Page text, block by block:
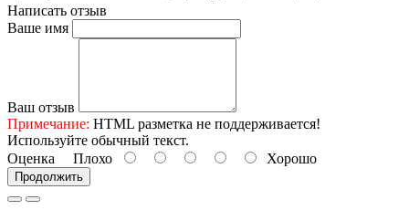
Написать отзыв
Ваше имя
Ваш отзыв
Примечание: HTML разметка не поддерживается!
Используйте обычный текст.
Оценка Плохо Хорошо
Продолжить